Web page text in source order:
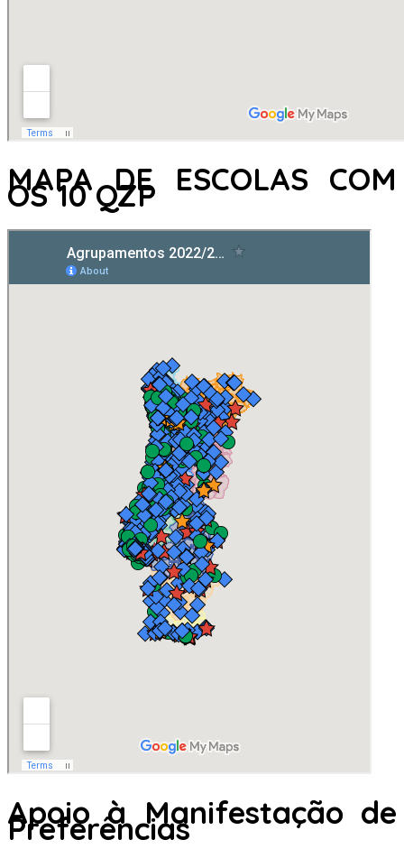
MAPA DE ESCOLAS COM
OS 10 QZP
Apoio à Manifestação de
Preferências